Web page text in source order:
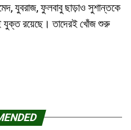
যুবরাজ, ফুলবাবু ছাড়াও সুশান্তকে
যুক্ত রয়েছে। তাদেরই খোঁজ শুরু